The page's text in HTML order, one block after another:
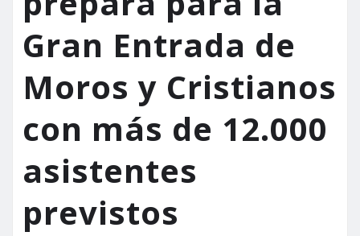
Gran Entrada de
Moros y Cristianos
con más de 12.000
asistentes
previstos